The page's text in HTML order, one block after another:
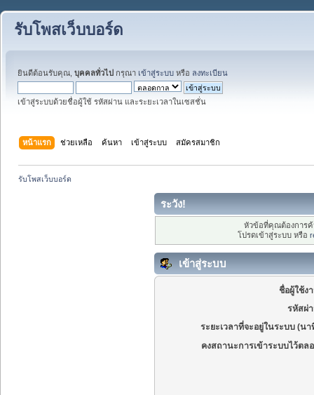
รับโพสเว็บบอร์ด
ยินดีต้อนรับคุณ, บุคคลทั่วไป กรุณา เข้าสู่ระบบ หรือ ลงทะเบียน
เข้าสู่ระบบด้วยชื่อผู้ใช้ รหัสผ่าน และระยะเวลาในเซสชั่น
หน้าแรก ช่วยเหลือ ค้นหา เข้าสู่ระบบ สมัครสมาชิก
รับโพสเว็บบอร์ด
ระวัง!
หัวข้อที่คุณต้องการ
โปรดเข้าสู่ระบบ หรือ
เข้าสู่ระบบ
ชื่อผู้ใช้ง
รหัสผ่
ระยะเวลาที่จะอยู่ในระบบ (นา
คงสถานะการเข้าระบบไว้ตล